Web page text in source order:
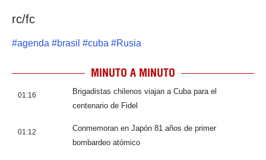
rc/fc
#agenda #brasil #cuba #Rusia
MINUTO A MINUTO
01:16
Brigadistas chilenos viajan a Cuba para el
centenario de Fidel
01:12
Conmemoran en Japón 81 años de primer
bombardeo atómico